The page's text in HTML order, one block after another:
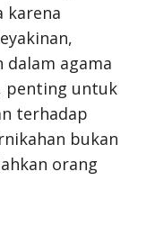
karena
dalam agama
penting untuk
terhadap
bukan
orang